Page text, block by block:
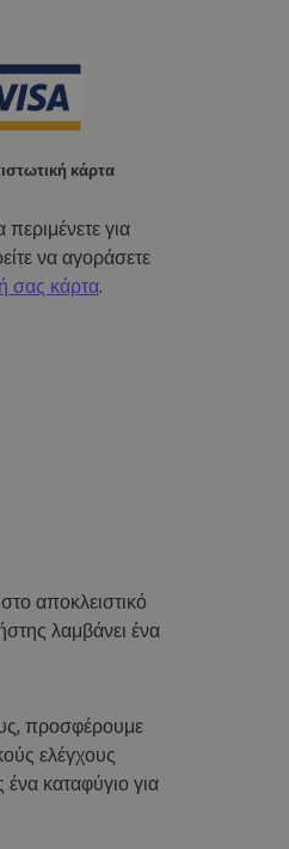
κάρτα
για
να αγοράσετε
σας κάρτα.
αποκλειστικό
λαμβάνει ένα
προσφέρουμε
ελέγχους
καταφύγιο για